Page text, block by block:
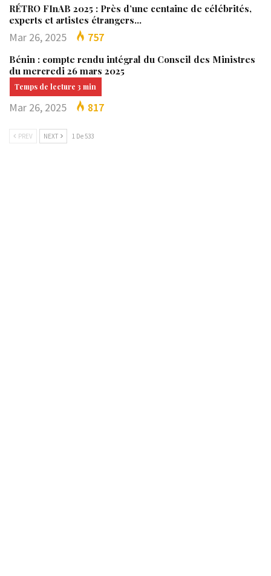
RÉTRO FInAB 2025 : Près d’une centaine de célébrités,
experts et artistes étrangers…
Mar 26, 2025 757
Bénin : compte rendu intégral du Conseil des Ministres
du mercredi 26 mars 2025
Mar 26, 2025 817
PREV NEXT 1 De 533